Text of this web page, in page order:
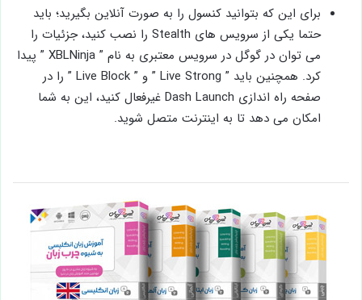
برای این که بتوانید کنسول را به صورت آنلاین بگیرید؛ باید
حتما یکی از سرویس های Stealth را نصب کنید، جزئیات را
می توان در گوگل در سرویس معتبری به نام ” XBLNinja ” پیدا
کرد. همچنین باید ” Live Strong ” و ” Live Block ” را در
صفحه راه اندازی Dash Launch غیرفعال کنید، این به شما
امکان می‌ دهد تا به اینترنت متصل شوید.